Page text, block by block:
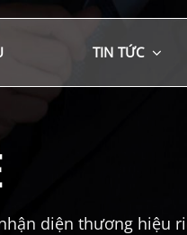
TIN TỨC
diện thương hiệu